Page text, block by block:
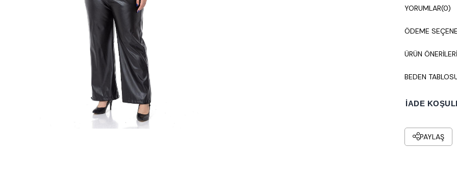
YORUMLAR(0)
ÖDEME
ÜRÜN ÖNERILERI
BEDEN
İADE
PAYLAŞ